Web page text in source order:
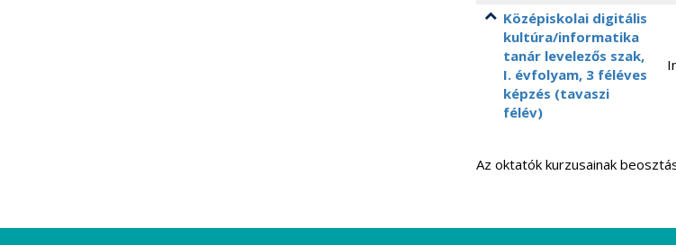
Középiskolai digitális
kultúra/informatika
tanár levelezős szak,
I. évfolyam, 3 féléves
képzés (tavaszi
félév)
Az oktatók kurzusainak